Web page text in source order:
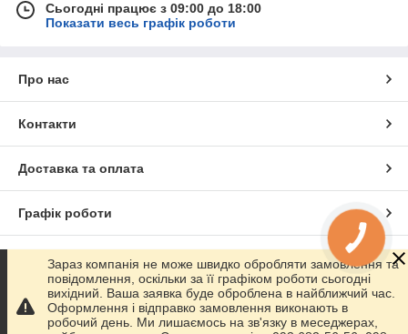
Сьогодні працює з 09:00 до 18:00
Показати весь графік роботи
Про нас
Контакти
Доставка та оплата
Графік роботи
Повна версія сайту
Сайт створено на маркетплейсіProm.ua
Зараз компанія не може швидко обробляти замовлення та
повідомлення, оскільки за її графіком роботи сьогодні
вихідний. Ваша заявка буде оброблена в найближчий час.
Оформлення і відправко замовлення виконають в
робочий день. Ми лишаємось на зв'язку в меседжерах,
КНОПКА
ЗВ'ЯЗКУ